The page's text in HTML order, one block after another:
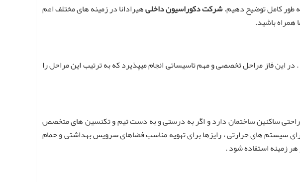
طور کامل توضیح دهیم.شرکت دکوراسیون داخلیهیرادانا در زمینه های مختلف اعم
همراه باشید.
این فاز مراحل تخصصی و مهم تاسیساتی انجام میپذیرد که به ترتیب این مراحل را
راحتی ساکنین ساختمان دارد و اگر به درستی و به دست تیم و تکنسین های متخصص
های حرارتی ، رایزها برای تهویه مناسب فضاهای سرویس بهداشتی و حمام
زمینه استفاده شود .